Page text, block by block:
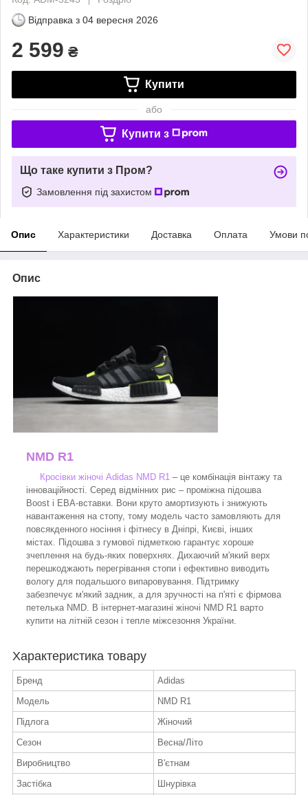
Відправка з 04 вересня 2026
2 599 ₴
Купити
або
Купити з
Що таке купити з Пром?
Замовлення під захистом
Опис Характеристики Доставка Оплата Умови
Опис
NMD R1
Кросівки жіночі Adidas NMD R1 – це комбінація вінтажу та
інноваційності. Серед відмінних рис – проміжна підошва
Boost і ЕВА-вставки. Вони круто амортизують і знижують
навантаження на стопу, тому модель часто замовляють для
повсякденного носіння і фітнесу в Дніпрі, Києві, інших
містах. Підошва з гумової підметкою гарантує хороше
зчеплення на будь-яких поверхнях. Дихаючий м'який верх
перешкоджають перегрівання стопи і ефективно виводить
вологу для подальшого випаровування. Підтримку
забезпечує м'який задник, а для зручності на п'яті є фірмова
петелька NMD. В інтернет-магазині жіночі NMD R1 варто
купити на літній сезон і тепле міжсезоння України.
Характеристика товару
Бренд
Adidas
Модель
NMD R1
Підлога
Жіночий
Сезон
Весна/Літо
Виробництво
В'єтнам
Застібка
Шнурівка